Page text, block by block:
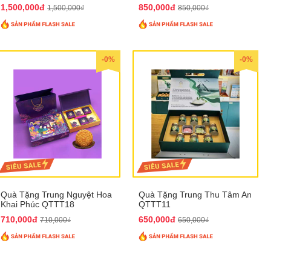
1,500,000đ 1,500,000₫
850,000đ 850,000₫
-0%
Quà Tặng Trung Nguyệt Hoa
Khai Phúc QTTT18
710,000đ 710,000₫
-0%
Quà Tặng Trung Thu Tâm An
QTTT11
650,000đ 650,000₫